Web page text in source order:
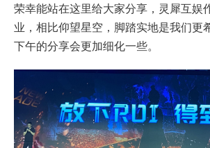
荣幸能站在这里给大家分享，灵犀互娱
业，相比仰望星空，脚踏实地是我们更
下午的分享会更加细化一些。